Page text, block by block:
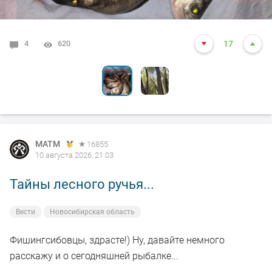
4 620 17
2 1506 14
MATM
16855
10 августа 2026, 21:03
Тайны лесного ручья...
Вести Новосибирская область
Фишингсибовцы, здрасте!) Ну, давайте немного
расскажу и о сегодняшней рыбалке...